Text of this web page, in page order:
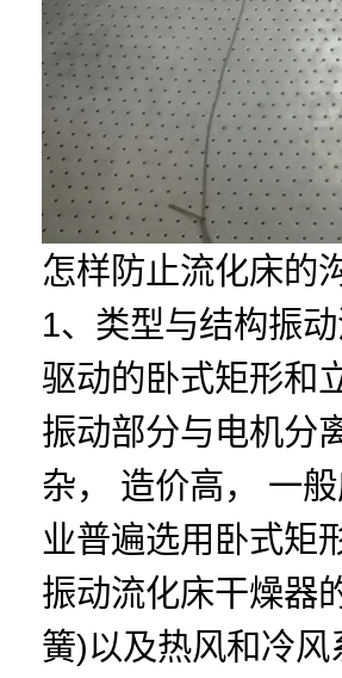
怎样防止流化床的
1、类型与结构振
驱动的卧式矩形和
振动部分与电机分
杂， 造价高， 一
业普遍选用卧式矩
振动流化床干燥器
簧)以及热风和冷